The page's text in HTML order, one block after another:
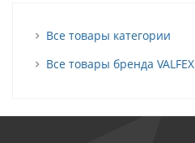
Все товары категории
Все товары бренда VALFEX